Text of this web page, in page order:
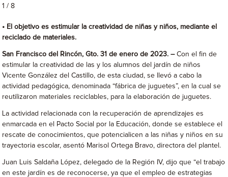
1 / 8
• El objetivo es estimular la creatividad de niñas y niños, mediante el
reciclado de materiales.
San Francisco del Rincón, Gto. 31 de enero de 2023. –Con el fin de
estimular la creatividad de las y los alumnos del jardín de niños
Vicente González del Castillo, de esta ciudad, se llevó a cabo la
actividad pedagógica, denominada “fábrica de juguetes”, en la cual se
reutilizaron materiales reciclables, para la elaboración de juguetes.
La actividad relacionada con la recuperación de aprendizajes es
enmarcada en el Pacto Social por la Educación, donde se establece el
rescate de conocimientos, que potencialicen a las niñas y niños en su
trayectoria escolar, asentó Marisol Ortega Bravo, directora del plantel.
Juan Luis Saldaña López, delegado de la Región IV, dijo que “el trabajo
en este jardín es de reconocerse, ya que el empleo de estrategias